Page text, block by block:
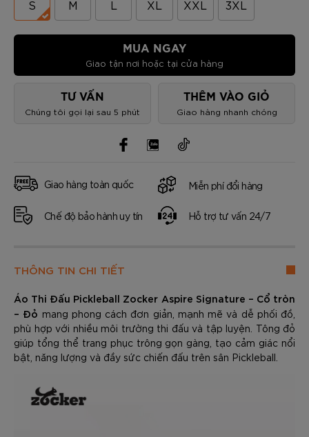
S M L XL XXL 3XL
MUA NGAY
Giao tận nơi hoặc tại cửa hàng
TƯ VẤN
Chúng tôi gọi lại sau 5 phút
THÊM VÀO GIỎ
Giao hàng nhanh chóng
Giao hàng toàn quốc Miễn phí đổi hàng
Chế độ bảo hành uy tín Hỗ trợ tư vấn 24/7
THÔNG TIN CHI TIẾT
Áo Thi Đấu Pickleball Zocker Aspire Signature – Cổ tròn
– Đỏ mang phong cách đơn giản, mạnh mẽ và dễ phối đồ,
phù hợp với nhiều môi trường thi đấu và tập luyện. Tông đỏ
giúp tổng thể trang phục trông gọn gàng, tạo cảm giác nổi
bật, năng lượng và đầy sức chiến đấu trên sân Pickleball.